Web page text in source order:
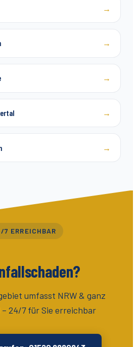
→
→
→
→
→
7 ERREICHBAR
umfasst NRW & ganz
– 24/7 für Sie erreichbar